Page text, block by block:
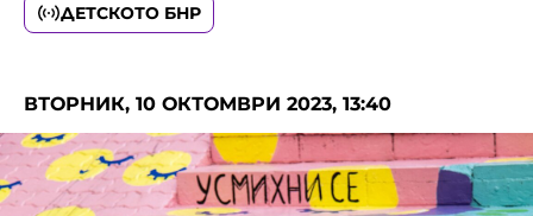
Чуйте
Приказки
Песнички
Искри
Интересен архив
Нашите гости
ДЕТСКОТО БНР
ВТОРНИК, 10 ОКТОМВРИ 2023, 13:40